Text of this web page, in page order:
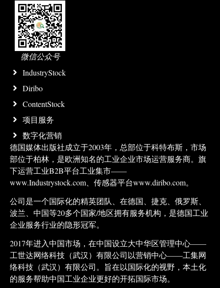
微信公众号
IndustryStock
Diribo
ContentStock
项目服务
数字化营销
德国媒体出版社成立于2003年，总部位于科特布斯，市场
部位于柏林，是欧洲知名的工业企业市场运营服务商。旗
下运营工业B2B平台工业集市——
www.Industrystock.com、传感器平台www.diribo.com。
公司是一个国际化的精英团队、在德国、捷克、俄罗斯、
波兰、中国等20多个国家/地区拥有服务机构，是德国工业
企业服务行业的隐形冠军。
2017年进入中国市场，在中国设立大中华区管理中心——
工世达网络科技（武汉）有限公司以营销中心——工集网
络科技（武汉）有限公司。旨在以国际化的视野，本土化
的服务帮助中国工业企业更好的开拓国际市场。